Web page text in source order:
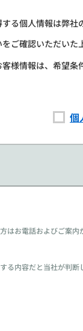
る個人情報は弊社
ご確認いただいた
様情報は、希望条
個
はお電話およびご案内
る内容だと当社が判断